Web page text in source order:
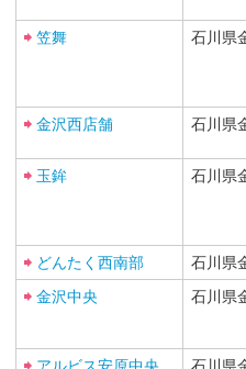
笠舞 石川県
金沢西店舗 石川県
玉鉾 石川県
どんたく西南部
石川県
金沢中央
石川県